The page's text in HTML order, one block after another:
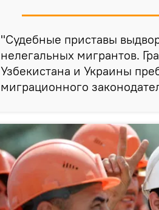
"Судебные приставы
нелегальных мигрантов.
Узбекистана и Украины
миграционного